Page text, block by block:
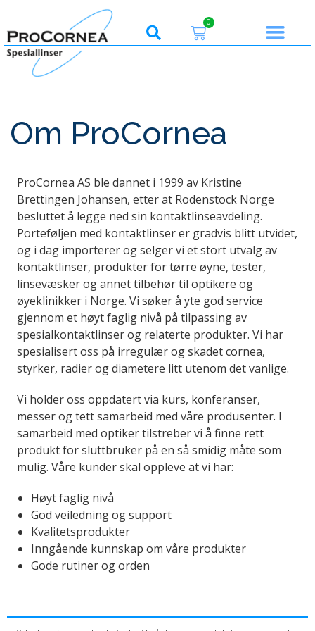
0
Om ProCornea
ProCornea AS ble dannet i 1999 av Kristine
Brettingen Johansen, etter at Rodenstock Norge
besluttet å legge ned sin kontaktlinseavdeling.
Porteføljen med kontaktlinser er gradvis blitt utvidet,
og i dag importerer og selger vi et stort utvalg av
kontaktlinser, produkter for tørre øyne, tester,
linsevæsker og annet tilbehør til optikere og
øyeklinikker i Norge. Vi søker å yte god service
gjennom et høyt faglig nivå på tilpassing av
spesialkontaktlinser og relaterte produkter.Vi har
spesialisert oss på irregulær og skadet cornea,
styrker, radier og diametere litt utenom det vanlige.
Vi holder oss oppdatert via kurs, konferanser,
messer og tett samarbeid med våre produsenter. I
samarbeid med optiker tilstreber vi å finne rett
produkt for sluttbruker på en så smidig måte som
mulig. Våre kunder skal oppleve at vi har:
Høyt faglig nivå
God veiledning og support
Kvalitetsprodukter
Inngående kunnskap om våre produkter
Gode rutiner og orden